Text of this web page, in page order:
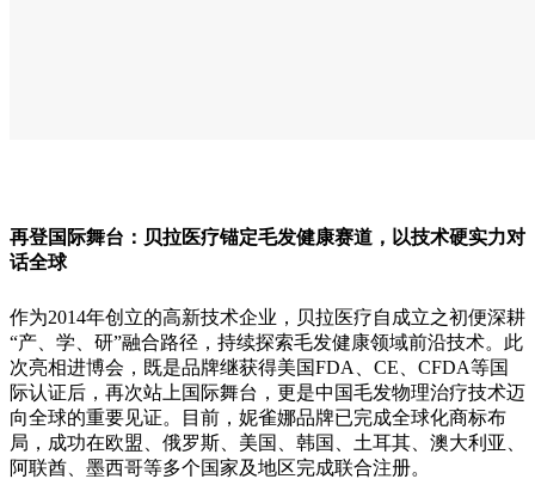
再登国际舞台：贝拉医疗锚定毛发健康赛道，以技术硬实力对
话全球
作为2014年创立的高新技术企业，贝拉医疗自成立之初便深耕
“产、学、研”融合路径，持续探索毛发健康领域前沿技术。此
次亮相进博会，既是品牌继获得美国FDA、CE、CFDA等国
际认证后，再次站上国际舞台，更是中国毛发物理治疗技术迈
向全球的重要见证。目前，妮雀娜品牌已完成全球化商标布
局，成功在欧盟、俄罗斯、美国、韩国、土耳其、澳大利亚、
阿联酋、墨西哥等多个国家及地区完成联合注册。